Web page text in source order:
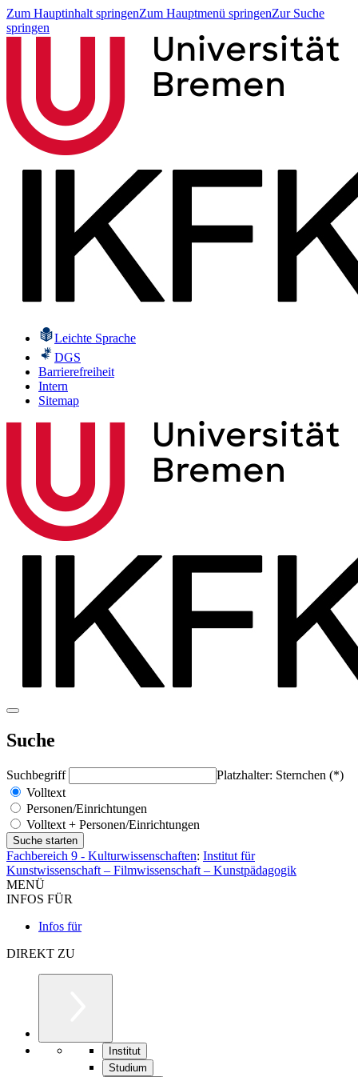
Zum Hauptinhalt springenZum Hauptmenü springenZur Suche
springen
Leichte Sprache
DGS
Barrierefreiheit
Intern
Sitemap
Suche
Suchbegriff
Platzhalter: Sternchen (*)
Volltext
Personen/Einrichtungen
Volltext + Personen/Einrichtungen
Fachbereich 9 - Kulturwissenschaften: Institut für
Kunstwissenschaft – Filmwissenschaft – Kunstpädagogik
MENÜ
INFOS FÜR
Infos für
DIREKT ZU
Institut
Studium